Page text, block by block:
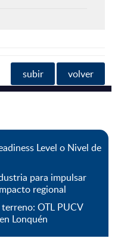
subir volver
Level o Nivel de
para impulsar
regional
OTL PUCV
Lonquén